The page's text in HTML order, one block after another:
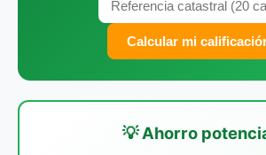
Calcular mi
💡 Ahorro